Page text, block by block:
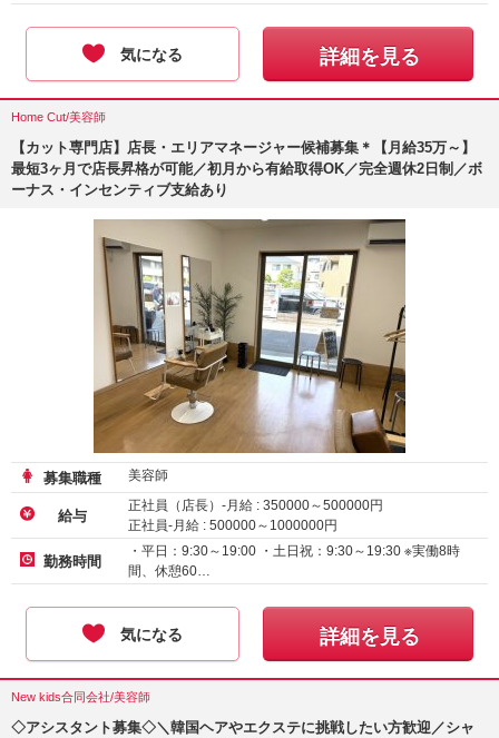
気になる 詳細を見る
Home Cut/美容師
【カット専門店】店長・エリアマネージャー候補募集＊【月給35万～】
最短3ヶ月で店長昇格が可能／初月から有給取得OK／完全週休2日制／ボ
ーナス・インセンティブ支給あり
募集職種 美容師
給与
正社員（店長）-月給 : 350000～500000円
正社員-月給 : 500000～ 1000000円
勤務時間
・平日：9:30～19:00 ・土日祝：9:30～19:30 ※実働8時
間、休憩60…
気になる 詳細を見る
New kids合同会社/美容師
◇アシスタント募集◇＼韓国ヘアやエクステに挑戦したい方歓迎／シャ